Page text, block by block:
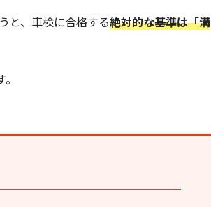
と、車検に合格する絶対的な基準は「溝